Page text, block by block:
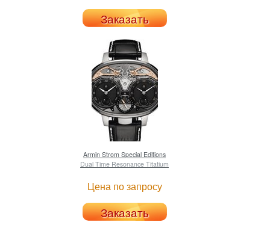
Заказать
Armin Strom Special Editions
Dual Time Resonance Titatium
Цена по запросу
Заказать